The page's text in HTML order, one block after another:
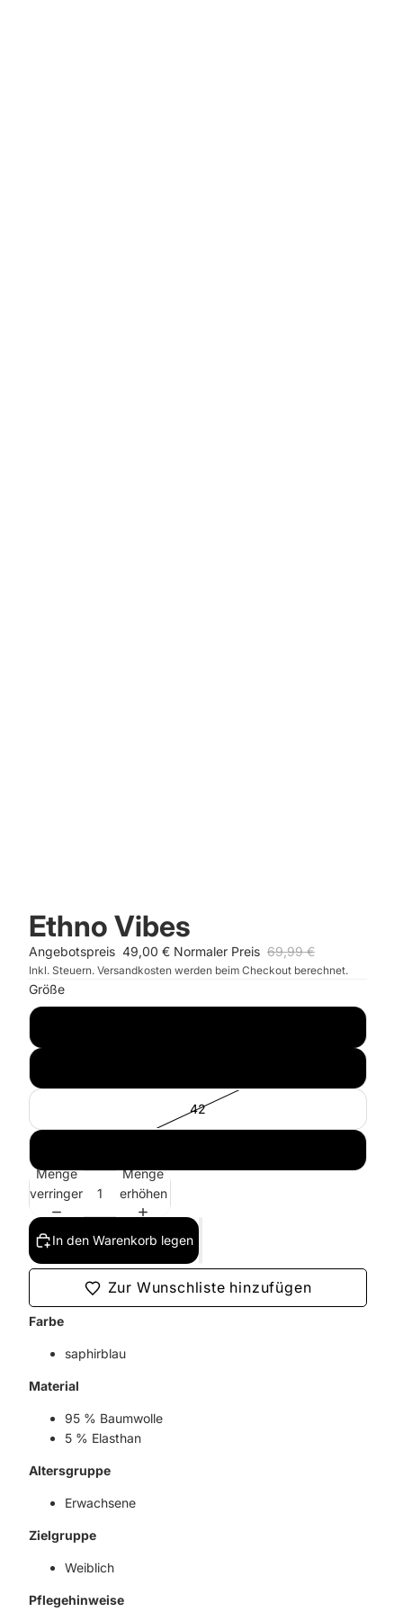
Ethno Vibes
Angebotspreis 49,00 € Normaler Preis 69,99 €
Inkl. Steuern. Versandkosten werden beim Checkout berechnet.
Größe
42
Menge
verringern
Menge
erhöhen
In den Warenkorb legen
Zur Wunschliste hinzufügen
Farbe
saphirblau
Material
95 % Baumwolle
5 % Elasthan
Altersgruppe
Erwachsene
Zielgruppe
Weiblich
Pflegehinweise